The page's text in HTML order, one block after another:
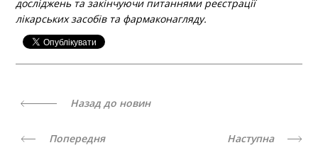
досліджень та закінчуючи питаннями реєстрації
лікарських засобів та фармаконагляду.
Назад до новин
Попередня Наступна